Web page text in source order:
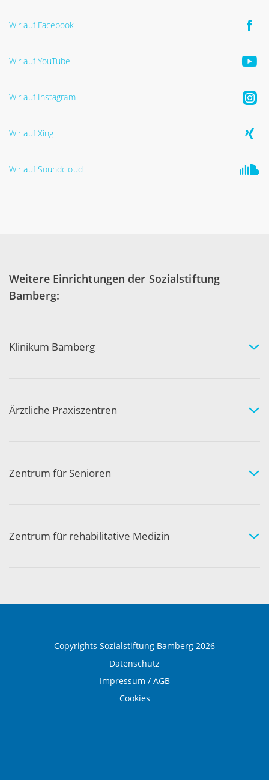
Wir auf Facebook
Wir auf YouTube
Wir auf Instagram
Wir auf Xing
Wir auf Soundcloud
Weitere Einrichtungen der Sozialstiftung
Bamberg:
Klinikum Bamberg
Ihre Sicherheit
Ärztliche Praxiszentren
Kompetenznetzwerk
Zentrum für Senioren
Aktivität und Gemeinschaft
Zentrum für rehabilitative Medizin
Copyrights Sozialstiftung Bamberg 2026
Datenschutz
Impressum / AGB
Cookies